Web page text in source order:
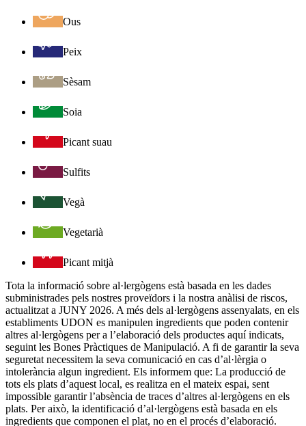
Ous
Peix
Sèsam
Soia
Picant suau
Sulfits
Vegà
Vegetarià
Picant mitjà
Tota la informació sobre al·lergògens està basada en les dades
subministrades pels nostres proveïdors i la nostra anàlisi de riscos,
actualitzat a JUNY 2026. A més dels al·lergògens assenyalats, en els
establiments UDON es manipulen ingredients que poden contenir
altres al·lergògens per a l’elaboració dels productes aquí indicats,
seguint les Bones Pràctiques de Manipulació. A fi de garantir la seva
seguretat necessitem la seva comunicació en cas d’al·lèrgia o
intolerància algun ingredient. Els informem que: La producció de
tots els plats d’aquest local, es realitza en el mateix espai, sent
impossible garantir l’absència de traces d’altres al·lergògens en els
plats. Per això, la identificació d’al·lergògens està basada en els
ingredients que componen el plat, no en el procés d’elaboració.